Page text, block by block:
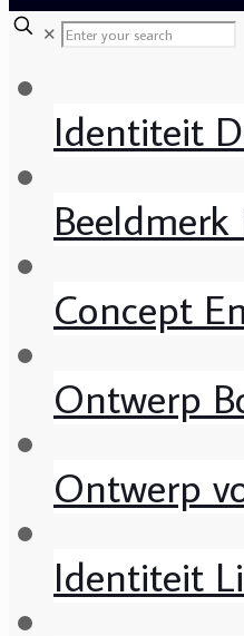
✕
Identiteit
Concept
Ontwerp
Ontwerp
Identiteit